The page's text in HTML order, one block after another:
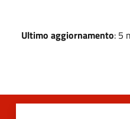
Ultimo aggiornamento: 5